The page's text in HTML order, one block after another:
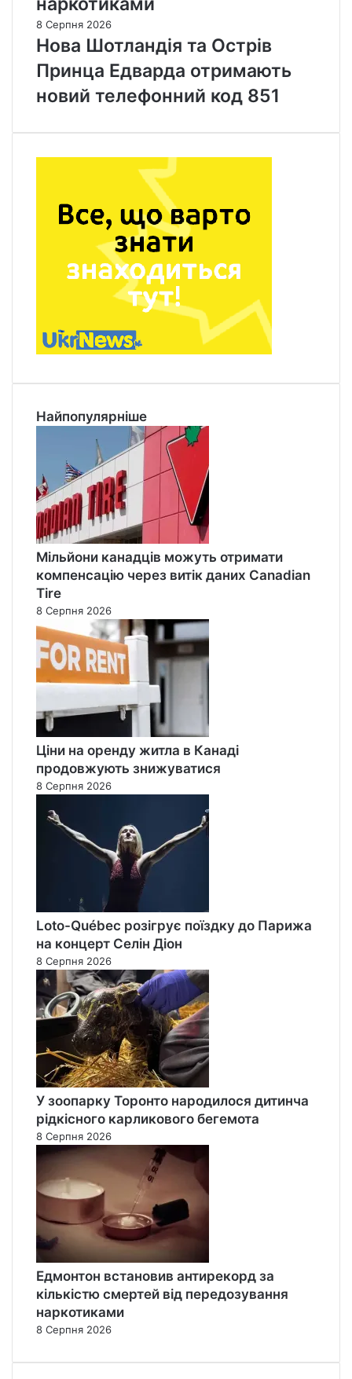
8 Серпня 2026
Нова Шотландія та Острів
Принца Едварда отримають
новий телефонний код 851
Найпопулярніше
Мільйони канадців можуть отримати
компенсацію через витік даних Canadian
Tire
8 Серпня 2026
Ціни на оренду житла в Канаді
продовжують знижуватися
8 Серпня 2026
Loto-Québec розігрує поїздку до Парижа
на концерт Селін Діон
8 Серпня 2026
У зоопарку Торонто народилося дитинча
рідкісного карликового бегемота
8 Серпня 2026
Едмонтон встановив антирекорд за
кількістю смертей від передозування
наркотиками
8 Серпня 2026